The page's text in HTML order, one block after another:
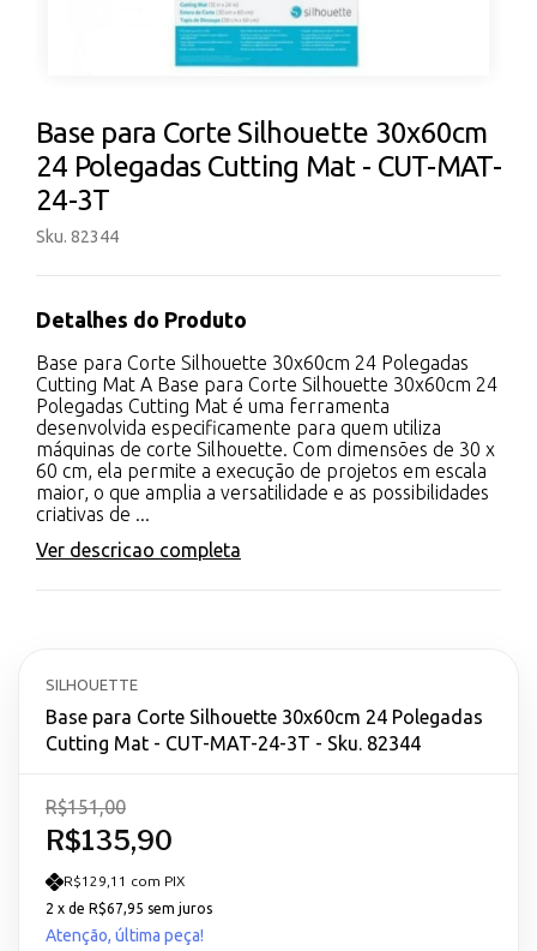
Base para Corte Silhouette 30x60cm
24 Polegadas Cutting Mat - CUT-MAT-
24-3T
Sku. 82344
Detalhes do Produto
Base para Corte Silhouette 30x60cm 24 Polegadas
Cutting Mat A Base para Corte Silhouette 30x60cm 24
Polegadas Cutting Mat é uma ferramenta
desenvolvida especificamente para quem utiliza
máquinas de corte Silhouette. Com dimensões de 30 x
60 cm, ela permite a execução de projetos em escala
maior, o que amplia a versatilidade e as possibilidades
criativas de ...
Ver descricao completa
SILHOUETTE
Base para Corte Silhouette 30x60cm 24 Polegadas
Cutting Mat - CUT-MAT-24-3T - Sku. 82344
R$135,90
R$151,00
R$129,11 com PIX
2 x de R$67,95 sem juros
Atenção, última peça!